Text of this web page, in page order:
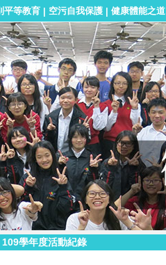
平等教育 | 空污自我保護 | 健康體能之道
109學年度活動紀錄